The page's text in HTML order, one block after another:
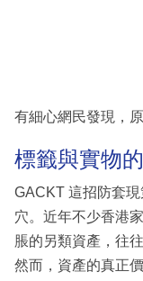
有細心網民發現，
標籤與實物
GACKT 這招防套
穴。近年不少香港
脹的另類資產，往
然而，資產的真正